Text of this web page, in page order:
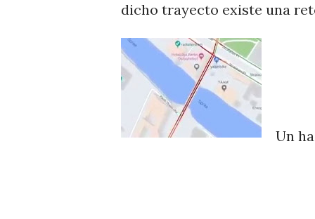
dicho trayecto existe una
Un